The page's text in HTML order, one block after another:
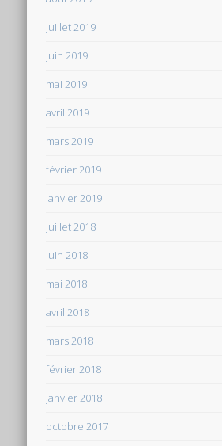
juillet 2019
juin 2019
mai 2019
avril 2019
mars 2019
février 2019
janvier 2019
juillet 2018
juin 2018
mai 2018
avril 2018
mars 2018
février 2018
janvier 2018
octobre 2017